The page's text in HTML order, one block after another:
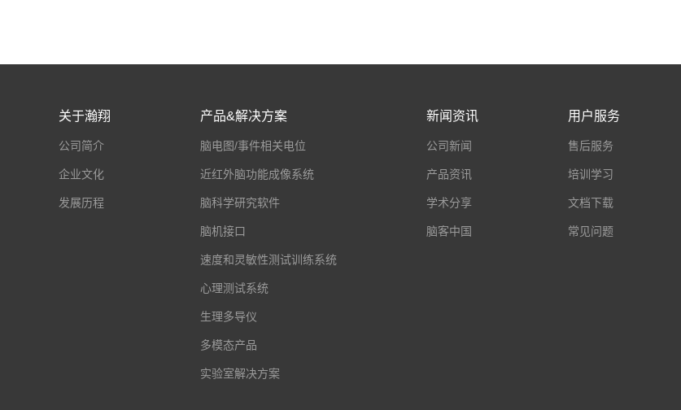
关于瀚翔
公司简介
企业文化
发展历程
产品&解决方案
脑电图/事件相关电位
近红外脑功能成像系统
脑科学研究软件
脑机接口
速度和灵敏性测试训练系统
心理测试系统
生理多导仪
多模态产品
实验室解决方案
新闻资讯
公司新闻
产品资讯
学术分享
脑客中国
用户服务
售后服务
培训学习
文档下载
常见问题